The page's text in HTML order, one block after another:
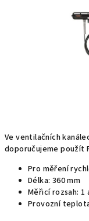
Ve ventilačních
doporučujeme použít
Pro měření
Délka: 360 mm
Měřicí rozsah: 1
Provozní